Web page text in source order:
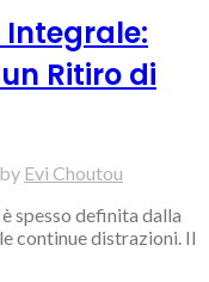
Integrale:
Ritiro di
by Evi Choutou
spesso definita dalla
continue distrazioni. Il